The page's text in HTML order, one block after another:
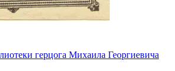
герцога Михаила Георгиевича